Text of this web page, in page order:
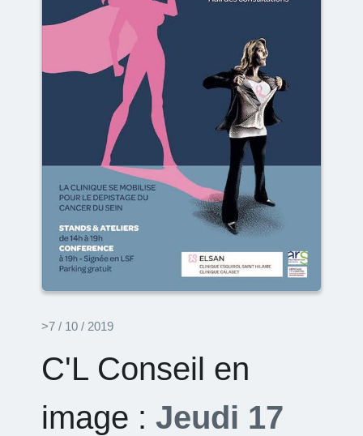
>7 / 10 / 2019
C'L Conseil en
image : Jeudi 17